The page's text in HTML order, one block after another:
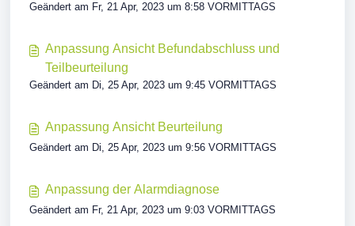
Geändert am Fr, 21 Apr, 2023 um 8:58 VORMITTAGS
Anpassung Ansicht Befundabschluss und
Teilbeurteilung
Geändert am Di, 25 Apr, 2023 um 9:45 VORMITTAGS
Anpassung Ansicht Beurteilung
Geändert am Di, 25 Apr, 2023 um 9:56 VORMITTAGS
Anpassung der Alarmdiagnose
Geändert am Fr, 21 Apr, 2023 um 9:03 VORMITTAGS